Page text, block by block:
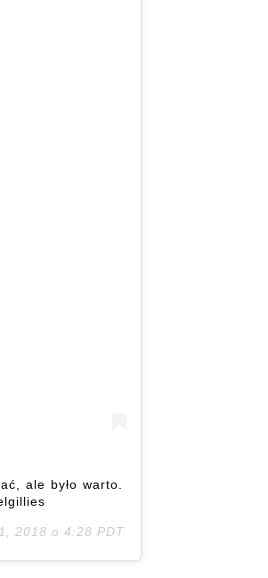
ale było warto.
2018 o 4:28 PDT